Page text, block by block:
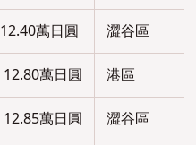
12.40萬日圓 澀谷區
12.80萬日圓 港區
12.85萬日圓 澀谷區